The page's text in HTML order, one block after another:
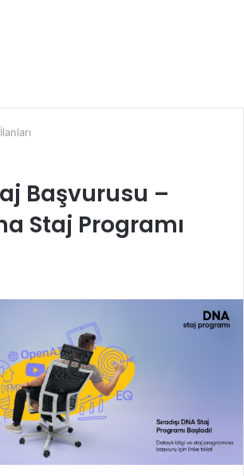
Başvurusu –
Staj Programı